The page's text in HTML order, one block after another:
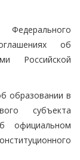
об
Российской
образовании в
субъекта
официальном